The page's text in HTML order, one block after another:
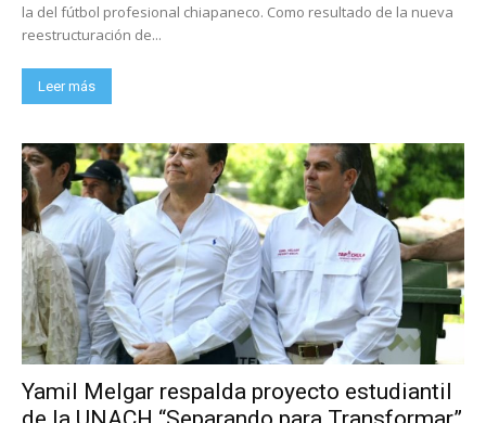
la del fútbol profesional chiapaneco. Como resultado de la nueva
reestructuración de...
Leer más
Yamil Melgar respalda proyecto estudiantil